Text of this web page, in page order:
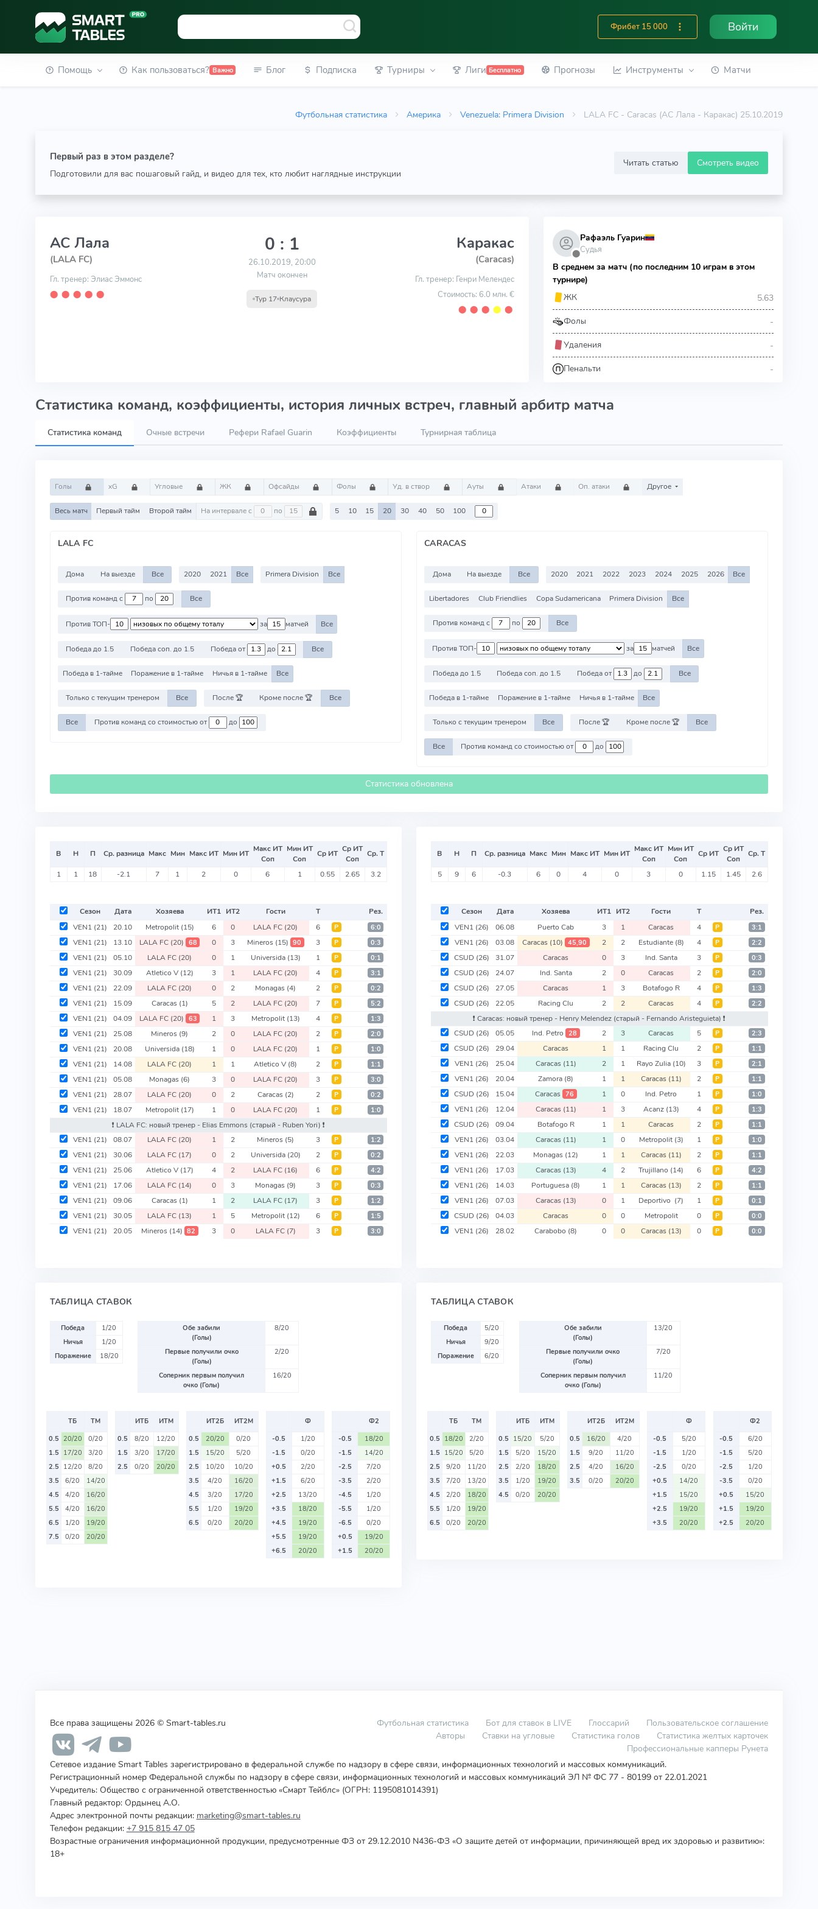
Фрибет 15 000 Войти
Помощь Как пользоваться? Важно Блог Подписка Турниры Лиги Бесплатно Прогнозы Инструменты Матчи
Футбольная статистика Америка Venezuela: Primera Division LALA FC - Caracas (АС Лала - Каракас) 25.10.2019
Первый раз в этом разделе?
Подготовили для вас пошаговый гайд, и видео для тех, кто любит наглядные инструкции
Читать статью Смотреть видео
АС Лала
(LALA FC)
Гл. тренер: Элиас Эммонс
⬤ ⬤ ⬤ ⬤ ⬤
0 : 1
26.10.2019, 20:00
Матч окончен
Тур 17 Клаусура
Каракас
(Caracas)
Гл. тренер: Генри Мелендес
Стоимость: 6.0 млн. €
⬤ ⬤ ⬤ ⬤ ⬤
⬤
Рафаэль Гуарин
Судья
В среднем за матч (по последним 10 играм в этом
турнире)
ЖК
5.63
Фолы -
Удаления -
Пенальти -
Статистика команд, коэффициенты, история личных встреч, главный арбитр матча
Статистика команд Очные встречи Рефери Rafael Guarin Коэффициенты Турнирная таблица
Голы xG Угловые ЖК Офсайды Фолы Уд. в створ Ауты Атаки Оп. атаки Другое
Весь матч Первый тайм Второй тайм На интервале с по 5 10 15 20 30 40 50 100
LALA FC
Дома На выезде Все 2020 2021 Все Primera Division Все
Против команд с по Все
Против ТОП- за матчей Все
Победа до 1.5 Победа соп. до 1.5 Победа от до Все
Победа в 1-тайме Поражение в 1-тайме Ничья в 1-тайме Все
Только с текущим тренером Все После 🏆 Кроме после 🏆 Все
Все Против команд со стоимостью от до
CARACAS
Дома На выезде Все 2020 2021 2022 2023 2024 2025 2026 Все
Libertadores Club Friendlies Copa Sudamericana Primera Division Все
Против команд с по Все
Против ТОП- за матчей Все
Победа до 1.5 Победа соп. до 1.5 Победа от до Все
Победа в 1-тайме Поражение в 1-тайме Ничья в 1-тайме Все
Только с текущим тренером Все После 🏆 Кроме после 🏆 Все
Все Против команд со стоимостью от до
Статистика обновлена
В Н П Ср. разница Макс Мин Макс ИТ Мин ИТ Макс ИТ
Соп
Мин ИТ
Соп
Ср ИТ Ср ИТ
Соп
Ср. Т
1 1 18 -2.1 7 1 2 0 6 1 0.55 2.65 3.2
Сезон Дата Хозяева ИТ1 ИТ2 Гости Т
Рез.
VEN1 (21) 20.10 Metropolit (15) 6 0 LALA FC (20) 6 Р 6:0
VEN1 (21) 13.10 LALA FC (20) 68 0 3 Mineros (15) 90 3 Р 0:3
VEN1 (21) 05.10 LALA FC (20) 0 1 Universida (13) 1 Р 0:1
VEN1 (21) 30.09 Atletico V (12) 3 1 LALA FC (20) 4 Р 3:1
VEN1 (21) 22.09 LALA FC (20) 0 2 Monagas (4) 2 Р 0:2
VEN1 (21) 15.09 Caracas (1) 5 2 LALA FC (20) 7 Р 5:2
VEN1 (21) 04.09 LALA FC (20) 63 1 3 Metropolit (13) 4 Р 1:3
VEN1 (21) 25.08 Mineros (9) 2 0 LALA FC (20) 2 Р 2:0
VEN1 (21) 20.08 Universida (18) 1 0 LALA FC (20) 1 Р 1:0
VEN1 (21) 14.08 LALA FC (20) 1 1 Atletico V (8) 2 Р 1:1
VEN1 (21) 05.08 Monagas (6) 3 0 LALA FC (20) 3 Р 3:0
VEN1 (21) 28.07 LALA FC (20) 0 2 Caracas (2) 2 Р 0:2
VEN1 (21) 18.07 Metropolit (17) 1 0 LALA FC (20) 1 Р 1:0
❗️ LALA FC: новый тренер - Elias Emmons (старый - Ruben Yori) ❗️
VEN1 (21) 08.07 LALA FC (20) 1 2 Mineros (5) 3 Р 1:2
VEN1 (21) 30.06 LALA FC (17) 0 2 Universida (20) 2 Р 0:2
VEN1 (21) 25.06 Atletico V (17) 4 2 LALA FC (16) 6 Р 4:2
VEN1 (21) 17.06 LALA FC (14) 0 3 Monagas (9) 3 Р 0:3
VEN1 (21) 09.06 Caracas (1) 1 2 LALA FC (17) 3 Р 1:2
VEN1 (21) 30.05 LALA FC (13) 1 5 Metropolit (12) 6 Р 1:5
VEN1 (21) 20.05 Mineros (14) 82 3 0 LALA FC (7) 3 Р 3:0
ТАБЛИЦА СТАВОК
Победа
1/20
Ничья
1/20
Поражение
18/20
Обе забили
(Голы)
8/20
Первые получили очко
(Голы)
2/20
Соперник первым получил
очко (Голы)
16/20
ТБ
ТМ
0.5 20/20
0/20
1.5 17/20
3/20
2.5 12/20
8/20
3.5
6/20
14/20
4.5
4/20
16/20
5.5
4/20
16/20
6.5
1/20
19/20
7.5
0/20 20/20
ИТБ
ИТМ
0.5
8/20
12/20
1.5
3/20
17/20
2.5
0/20 20/20
ИТ2Б
ИТ2М
0.5
20/20
0/20
1.5
15/20
5/20
2.5
10/20
10/20
3.5
4/20
16/20
4.5
3/20
17/20
5.5
1/20
19/20
6.5
0/20 20/20
Ф
-0.5
1/20
-1.5
0/20
+0.5
2/20
+1.5
6/20
+2.5
13/20
+3.5
18/20
+4.5
19/20
+5.5
19/20
+6.5
20/20
Ф2
-0.5
18/20
-1.5
14/20
-2.5
7/20
-3.5
2/20
-4.5
1/20
-5.5
1/20
-6.5
0/20
+0.5
19/20
+1.5
20/20
В Н П Ср. разница Макс Мин Макс ИТ Мин ИТ Макс ИТ
Соп
Мин ИТ
Соп
Ср ИТ Ср ИТ
Соп
Ср. Т
5 9 6 -0.3 6 0 4 0 3 0 1.15 1.45 2.6
Сезон Дата Хозяева ИТ1 ИТ2 Гости Т
Рез.
VEN1 (26) 06.08 Puerto Cab 3 1 Caracas 4 Р 3:1
VEN1 (26) 03.08 Caracas (10) 45,90 2 2 Estudiante (8) 4 Р 2:2
CSUD (26) 31.07 Caracas 0 3 Ind. Santa 3 Р 0:3
CSUD (26) 24.07 Ind. Santa 2 0 Caracas 2 Р 2:0
CSUD (26) 27.05 Caracas 1 3 Botafogo R 4 Р 1:3
CSUD (26) 22.05 Racing Clu 2 2 Caracas 4 Р 2:2
❗️ Caracas: новый тренер - Henry Melendez (старый - Fernando Aristeguieta) ❗️
CSUD (26) 05.05 Ind. Petro 28 2 3 Caracas 5 Р 2:3
CSUD (26) 29.04 Caracas 1 1 Racing Clu 2 Р 1:1
VEN1 (26) 25.04 Caracas (11) 2 1 Rayo Zulia (10) 3 Р 2:1
VEN1 (26) 20.04 Zamora (8) 1 1 Caracas (11) 2 Р 1:1
CSUD (26) 15.04 Caracas 76 1 0 Ind. Petro 1 Р 1:0
VEN1 (26) 12.04 Caracas (11) 1 3 Acanz (13) 4 Р 1:3
CSUD (26) 09.04 Botafogo R 1 1 Caracas 2 Р 1:1
VEN1 (26) 03.04 Caracas (11) 1 0 Metropolit (3) 1 Р 1:0
VEN1 (26) 22.03 Monagas (12) 1 1 Caracas (11) 2 Р 1:1
VEN1 (26) 17.03 Caracas (13) 4 2 Trujillano (14) 6 Р 4:2
VEN1 (26) 14.03 Portuguesa (8) 1 1 Caracas (13) 2 Р 1:1
VEN1 (26) 07.03 Caracas (13) 0 1 Deportivo (7) 1 Р 0:1
CSUD (26) 04.03 Caracas 0 0 Metropolit 0 Р 0:0
VEN1 (26) 28.02 Carabobo (8) 0 0 Caracas (13) 0 Р 0:0
ТАБЛИЦА СТАВОК
Победа
5/20
Ничья
9/20
Поражение
6/20
Обе забили
(Голы)
13/20
Первые получили очко
(Голы)
7/20
Соперник первым получил
очко (Голы)
11/20
ТБ
ТМ
0.5 18/20
2/20
1.5 15/20
5/20
2.5
9/20
11/20
3.5
7/20
13/20
4.5
2/20
18/20
5.5
1/20
19/20
6.5
0/20 20/20
ИТБ
ИТМ
0.5 15/20
5/20
1.5
5/20
15/20
2.5
2/20
18/20
3.5
1/20
19/20
4.5
0/20 20/20
ИТ2Б
ИТ2М
0.5
16/20
4/20
1.5
9/20
11/20
2.5
4/20
16/20
3.5
0/20 20/20
Ф
-0.5
5/20
-1.5
1/20
-2.5
0/20
+0.5
14/20
+1.5
15/20
+2.5
19/20
+3.5
20/20
Ф2
-0.5
6/20
-1.5
5/20
-2.5
1/20
-3.5
0/20
+0.5
15/20
+1.5
19/20
+2.5
20/20
Все права защищены 2026 © Smart-tables.ru Футбольная статистика Бот для ставок в LIVE Глоссарий
Пользовательское соглашение
Авторы
Ставки на угловые Статистика голов
Статистика желтых карточек
Профессиональные капперы Рунета
Сетевое издание Smart Tables зарегистрировано в федеральной службе по надзору в сфере связи, информационных технологий и массовых коммуникаций.
Регистрационный номер Федеральной службы по надзору в сфере связи, информационных технологий и массовых коммуникаций ЭЛ № ФС 77 - 80199 от 22.01.2021
Учредитель: Общество с ограниченной ответственностью «Смарт Тейблс» (ОГРН: 1195081014391)
Главный редактор: Ордынец А.О.
Адрес электронной почты редакции: marketing@smart-tables.ru
Телефон редакции: +7 915 815 47 05
Возрастные ограничения информационной продукции, предусмотренные ФЗ от 29.12.2010 N436-ФЗ «О защите детей от информации, причиняющей вред их здоровью и развитию»:
18+